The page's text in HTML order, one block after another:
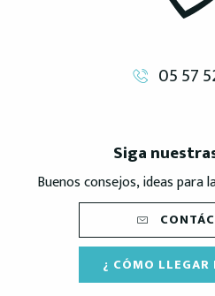
05 57
Siga
Buenos consejos, ideas para
¿ CÓMO